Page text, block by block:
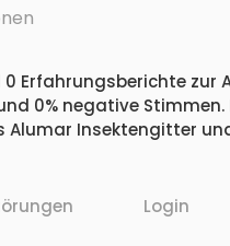
Erfahrungsberichte
0% negative
Insektengitter
Login